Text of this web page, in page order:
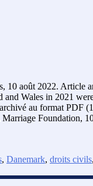
10 août 2022. Article
Wales in 2021
au format PDF
Foundation,
, Danemark, droits civils,